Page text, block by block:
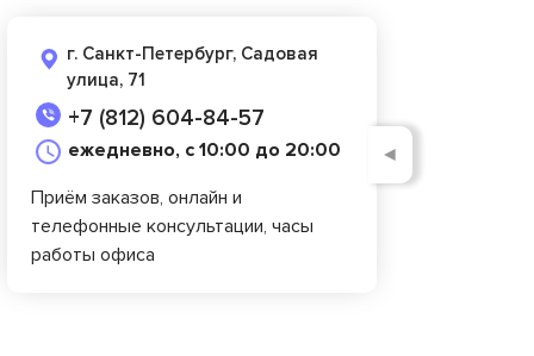
г. Санкт-Петербург, Садовая
улица, 71
+7 (812) 604-84-57
ежедневно, с 10:00 до 20:00
Приём заказов, онлайн и
телефонные консультации, часы
работы офиса
◄